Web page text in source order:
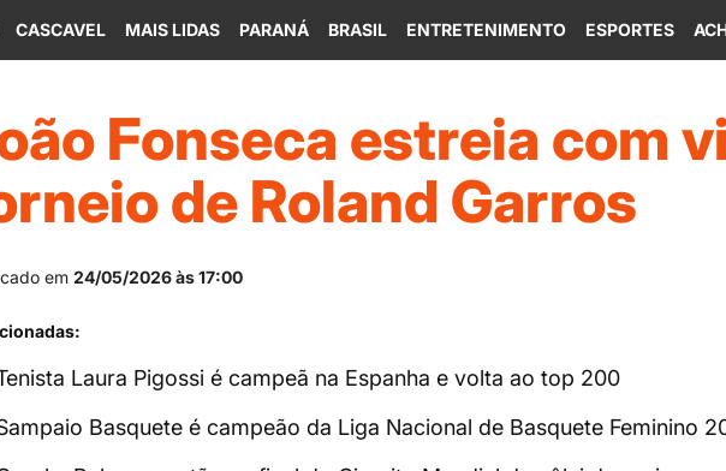
CASCAVEL MAIS LIDAS PARANÁ BRASIL ENTRETENIMENTO ESPORTES
Fonseca estreia com
de Roland Garros
em 24/05/2026 às 17:00
Laura Pigossi é campeã na Espanha e volta ao top 200
Basquete é campeão da Liga Nacional de Basquete Feminino